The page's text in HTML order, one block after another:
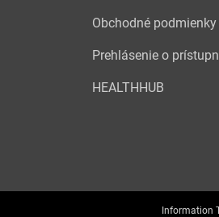
Obchodné podmienky
Prehlásenie o
HEALTHHUB
Information